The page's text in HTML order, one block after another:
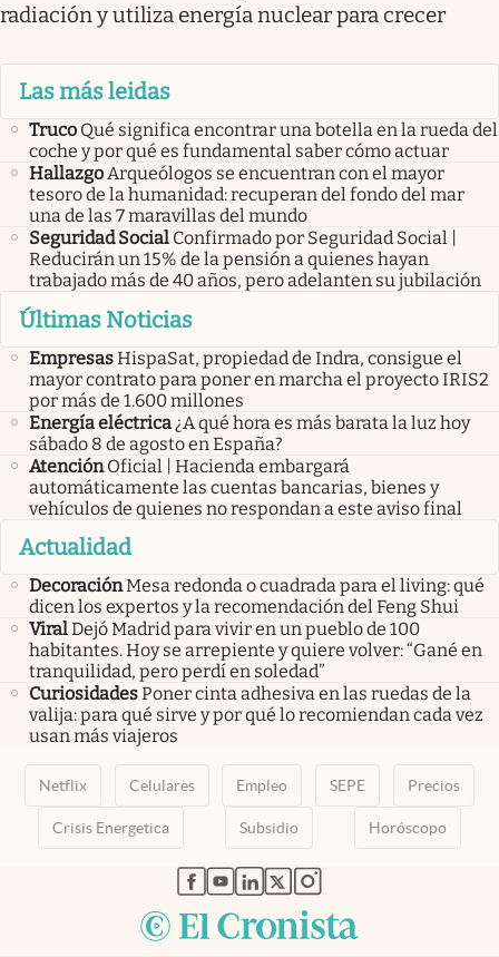
radiación y utiliza energía nuclear para crecer
Las más leidas
Truco Qué significa encontrar una botella en la rueda del
coche y por qué es fundamental saber cómo actuar
HallazgoArqueólogos se encuentran con el mayor
tesoro de la humanidad: recuperan del fondo del mar
una de las 7 maravillas del mundo
Seguridad Social Confirmado por Seguridad Social |
Reducirán un 15% de la pensión a quienes hayan
trabajado más de 40 años, pero adelanten su jubilación
Últimas Noticias
EmpresasHispaSat, propiedad de Indra, consigue el
mayor contrato para poner en marcha el proyecto IRIS2
por más de 1.600 millones
Energía eléctrica¿A qué hora es más barata la luz hoy
sábado 8 de agosto en España?
Atención Oficial | Hacienda embargará
automáticamente las cuentas bancarias, bienes y
vehículos de quienes no respondan a este aviso final
Actualidad
DecoraciónMesa redonda o cuadrada para el living: qué
dicen los expertos y la recomendación del Feng Shui
ViralDejó Madrid para vivir en un pueblo de 100
habitantes. Hoy se arrepiente y quiere volver: “Gané en
tranquilidad, pero perdí en soledad”
CuriosidadesPoner cinta adhesiva en las ruedas de la
valija: para qué sirve y por qué lo recomiendan cada vez
usan más viajeros
Netflix Celulares Empleo SEPE Precios
Crisis Energetica Subsidio Horóscopo
abre en nueva pestaña
abre en nueva pestaña
abre en nueva pestaña
abre en nueva pestaña
abre en nueva pestaña